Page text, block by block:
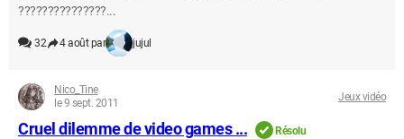
???????????????...
32 4 août par jujul
Nico_Tine
le 9 sept. 2011
Jeux vidéo
Cruel dilemme de video games ... Résolu